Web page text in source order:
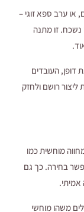
או ערב ספא זוגי –
נשכח. זו מתנה
דופן, העובדים
רושם ולחזק
מוחשית כמו
בחירה. כך גם
אמיתי.
משהו מוחשי